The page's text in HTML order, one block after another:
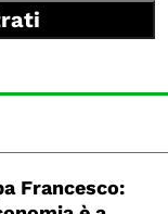
Francesco: